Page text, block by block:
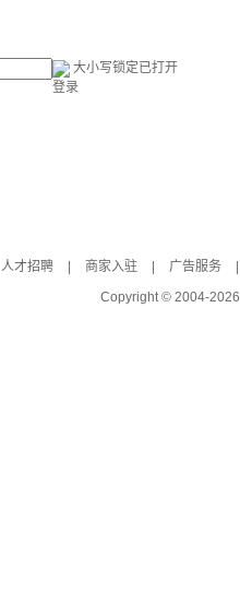
大小写锁定已打开
登录
人才招聘 商家入驻 广告服务
Copyright © 2004-2026